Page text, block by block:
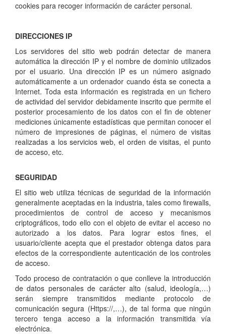
cookies para recoger información de carácter personal.
DIRECCIONES IP
Los servidores del sitio web podrán detectar de manera
automática la dirección IP y el nombre de dominio utilizados
por el usuario. Una dirección IP es un número asignado
automáticamente a un ordenador cuando ésta se conecta a
Internet. Toda esta información es registrada en un fichero
de actividad del servidor debidamente inscrito que permite el
posterior procesamiento de los datos con el fin de obtener
mediciones únicamente estadísticas que permitan conocer el
número de impresiones de páginas, el número de visitas
realizadas a los servicios web, el orden de visitas, el punto
de acceso, etc.
SEGURIDAD
El sitio web utiliza técnicas de seguridad de la información
generalmente aceptadas en la industria, tales como firewalls,
procedimientos de control de acceso y mecanismos
criptográficos, todo ello con el objeto de evitar el acceso no
autorizado a los datos. Para lograr estos fines, el
usuario/cliente acepta que el prestador obtenga datos para
efectos de la correspondiente autenticación de los controles
de acceso.
Todo proceso de contratación o que conlleve la introducción
de datos personales de carácter alto (salud, ideología,…)
serán siempre transmitidos mediante protocolo de
comunicación segura (Https://,…), de tal forma que ningún
tercero tenga acceso a la información transmitida vía
electrónica.